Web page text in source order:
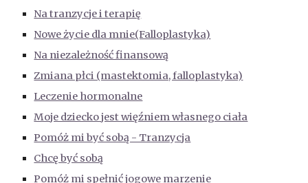
Na tranzycje i terapię
Nowe życie dla mnie(Falloplastyka)
Na niezależność finansową
Zmiana płci (mastektomia, falloplastyka)
Leczenie hormonalne
Moje dziecko jest więźniem własnego ciała
Pomóż mi być sobą - Tranzycja
Chcę być sobą
Pomóż mi spełnić jogowe marzenie